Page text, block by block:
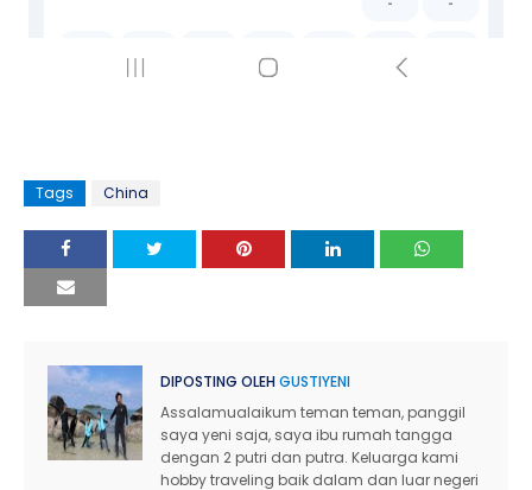
Tags China
DIPOSTING OLEHGUSTIYENI
Assalamualaikum teman teman, panggil
saya yeni saja, saya ibu rumah tangga
dengan 2 putri dan putra. Keluarga kami
hobby traveling baik dalam dan luar negeri